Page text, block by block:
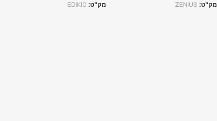
מק"ט: ZENIUS מק"ט: EDIKIO